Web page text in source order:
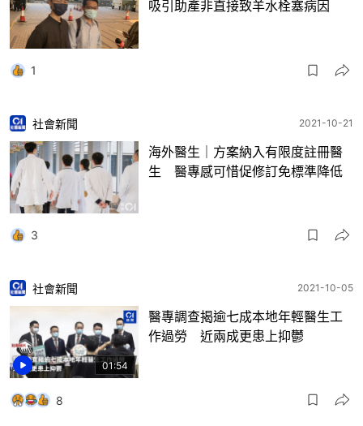
吸引助產非直接致羊水栓塞病因
1
社會新聞 2021-10-21
海外醫生｜方案納入有限度註冊醫
生 醫專感可惜促修訂免標準降低
3
01:54
社會新聞 2021-10-05
醫專調查揭逾七成本地年輕醫生工
作過勞 近兩成更患上抑鬱
8